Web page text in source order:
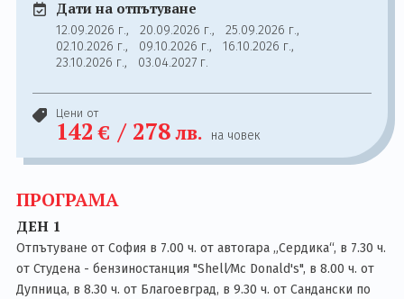
Дати на отпътуване
12.09.2026 г., 20.09.2026 г., 25.09.2026 г.,
02.10.2026 г., 09.10.2026 г., 16.10.2026 г.,
23.10.2026 г., 03.04.2027 г.
Цени от
142 € / 278лв. на човек
ПРОГРАМА
ДЕН 1
Отпътуване от София в 7.00 ч. от автогара „Сердика“, в 7.30 ч.
от Студена - бензиностанция "Shell∕Mc Donald's", в 8.00 ч. от
Дупница, в 8.30 ч. от Благоевград, в 9.30 ч. от Сандански по